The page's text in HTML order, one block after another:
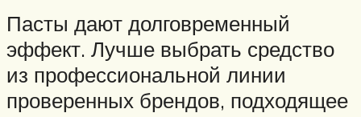
Пасты дают долговременный
эффект. Лучше выбрать средство
из профессиональной линии
проверенных брендов, подходящее